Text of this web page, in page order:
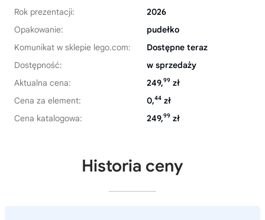
Rok prezentacji:
2026
Opakowanie:
pudełko
Komunikat w sklepie lego.com:
Dostępne teraz
Dostępność:
w sprzedaży
Aktualna cena:
249,99 zł
Cena za element:
0,44 zł
Cena katalogowa:
249,99 zł
Historia ceny